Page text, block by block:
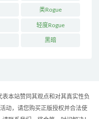
类Rogue
轻度Rogue
黑暗
本站赞同其观点和对其真实性负
动，请您购买正版授权并合法使